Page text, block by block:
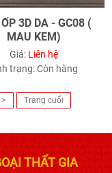
3D DA - GC08 (
MAU KEM)
Giá: Liên hệ
trạng:Còn hàng
> Trang cuối
THẤT GIA